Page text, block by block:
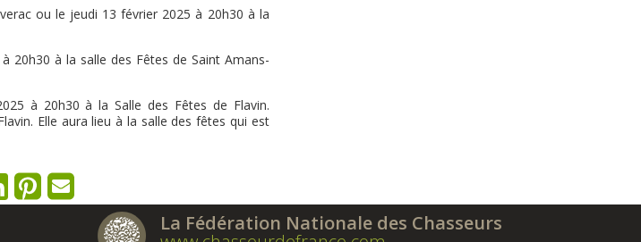
ou le jeudi 13 février 2025 à 20h30 à la
20h30 à la salle des Fêtes de Saint Amans-
à 20h30 à la Salle des Fêtes de Flavin.
Elle aura lieu à la salle des fêtes qui est
La Fédération Nationale des Chasseurs